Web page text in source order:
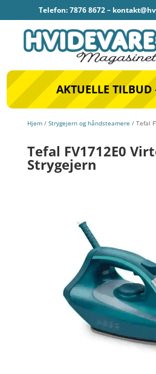
Telefon: 7876 8672 –
AKTUELLE TILBUD
Hjem/ Strygejern og håndsteamere / Tefal
Tefal FV1712E0
Strygejern